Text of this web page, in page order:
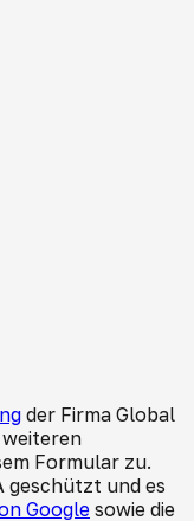
der Firma Global
weiteren
Formular zu.
geschützt und es
Google sowie die